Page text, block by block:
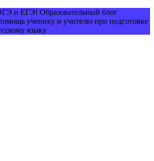
и ЕГЭ! Образовательный блог
ученику и учителю при подготовке
языку